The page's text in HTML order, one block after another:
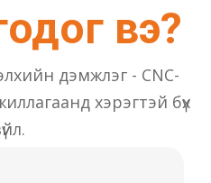
вэ?
дэмжлэг - CNC-
хэрэгтэй бүх